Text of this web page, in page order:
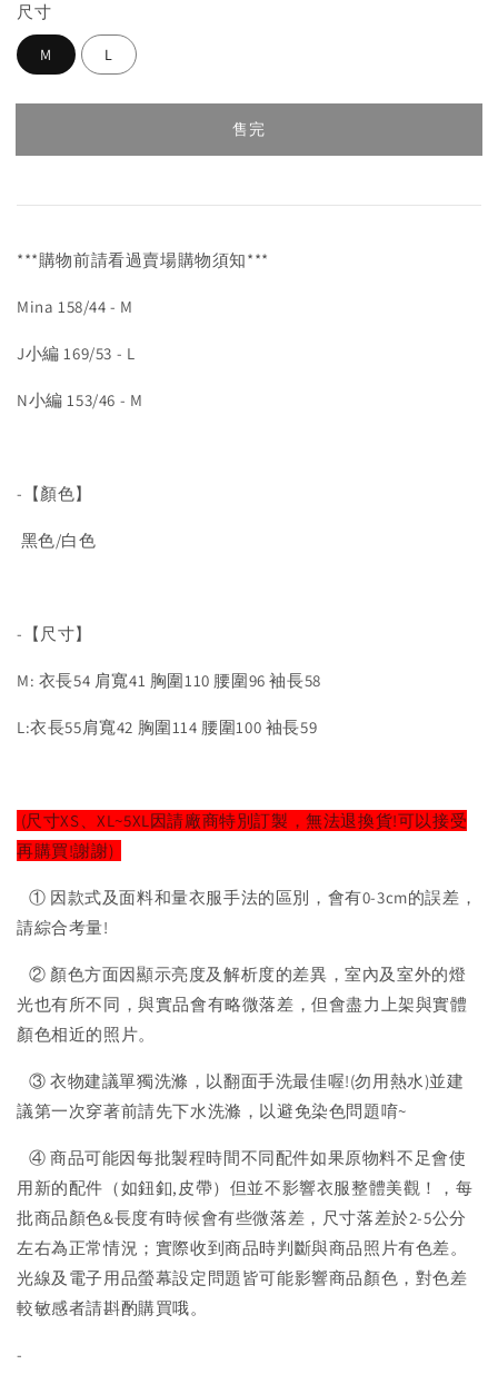
尺寸
M L
售完
***購物前請看過賣場購物須知***
Mina 158/44 - M
J小編 169/53 - L
N小編 153/46 - M
-【顏色】
黑色/白色
-【尺寸】
M: 衣長54 肩寬41 胸圍110 腰圍96 袖長58
L:衣長55肩寬42 胸圍114 腰圍100 袖長59
(尺寸XS、XL~5XL因請廠商特別訂製，無法退換貨!可以接受
再購買!謝謝)
① 因款式及面料和量衣服手法的區別，會有0-3cm的誤差，
請綜合考量!
② 顏色方面因顯示亮度及解析度的差異，室內及室外的燈
光也有所不同，與實品會有略微落差，但會盡力上架與實體
顏色相近的照片。
③ 衣物建議單獨洗滌，以翻面手洗最佳喔!(勿用熱水)並建
議第一次穿著前請先下水洗滌，以避免染色問題唷~
④ 商品可能因每批製程時間不同配件如果原物料不足會使
用新的配件（如鈕釦,皮帶）但並不影響衣服整體美觀！，每
批商品顏色&長度有時候會有些微落差，尺寸落差於2-5公分
左右為正常情況；實際收到商品時判斷與商品照片有色差。
光線及電子用品螢幕設定問題皆可能影響商品顏色，對色差
較敏感者請斟酌購買哦。
-